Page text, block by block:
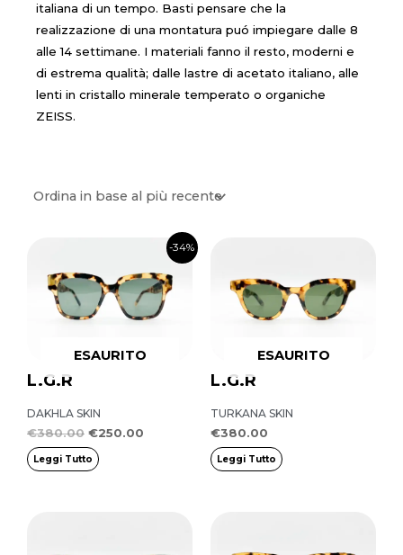
italiana di un tempo. Basti pensare che la
realizzazione di una montatura puó impiegare dalle 8
alle 14 settimane. I materiali fanno il resto, moderni e
di estrema qualità; dalle lastre di acetato italiano, alle
lenti in cristallo minerale temperato o organiche
ZEISS.
-34%
L.G.R
ESAURITO
DAKHLA SKIN
€380.00
originale
era:
€380.00.
€250.00
prezzo
attuale
è:
€250.00.
Leggi Tutto
L.G.R
ESAURITO
TURKANA SKIN
€380.00
Leggi Tutto